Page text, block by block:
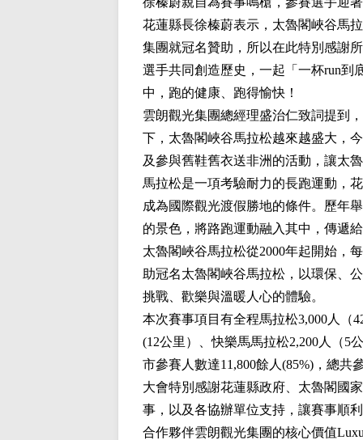
花蓮縣長徐榛蔚表示，太魯閣峽谷馬
集團就冠名贊助，所以在此特別感謝
選手共同創造歷史，一起「一杯run到
中，跑的健康、跑得愉快！
雲朗觀光集團總經理盛治仁致詞提到
下，太魯閣峽谷馬拉松越來越盛大，
及參與舊鞋舊衣送非洲的活動，讓太
馬拉松是一項考驗耐力的長跑運動，
成為國際觀光渡假勝地的條件。歷年
的景色，將路跑運動融入其中，傳遞
太魯閣峽谷馬拉松從2000年起開始，
助冠名太魯閣峽谷馬拉松，以環保、
挑戰、歡樂與溫暖人心的體驗。
本次賽事項目有全程馬拉松3,000人（
(12公里）、快樂馬馬拉松2,200人（5
市參賽人數達11,800餘人(85%)，總共
大會特別感謝花蓮縣政府、太魯閣國
事，以及各協辦單位支持，讓賽事順
合作夥伴雲朗觀光集團的核心價值